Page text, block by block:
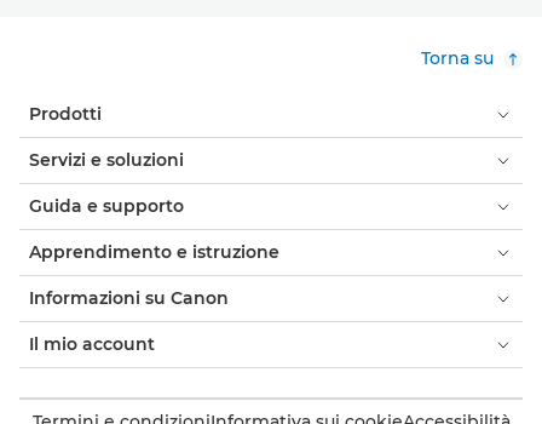
Torna su
Prodotti
Servizi e soluzioni
Guida e supporto
Apprendimento e istruzione
Informazioni su Canon
Il mio account